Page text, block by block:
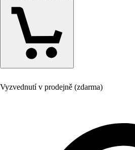
Vyzvednutí v prodejně (zdarma)